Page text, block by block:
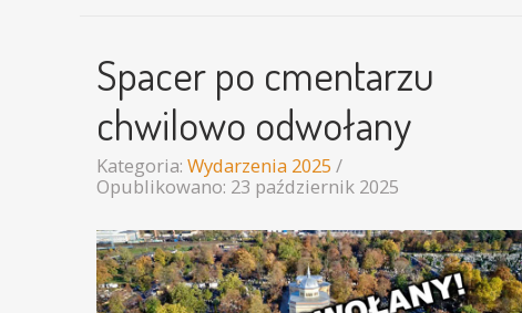
Spacer po cmentarzu
chwilowo odwołany
Kategoria: Wydarzenia 2025
Opublikowano: 23 październik 2025